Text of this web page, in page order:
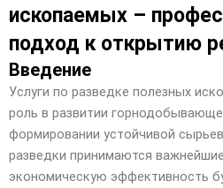
ископаемых –
подход к открытию
Введение
Услуги по разведке полезных
роль в развитии
формировании устойчивой
разведки принимаются
экономическую эффективность